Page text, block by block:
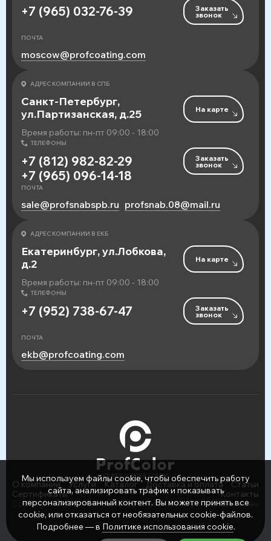
+7 (965) 032-76-39 Заказать
звонок
ПОЧТА
moscow@profcoating.com
АДРЕС КОМПАНИИ В СПБ
Санкт-Петербург,
ул.Партизанская, д.25
Время работы: пн-пт 09:00 - 18:00
На карте
ТЕЛЕФОНЫ
+7 (812) 982-82-29
+7 (965) 096-14-18
Заказать
звонок
ПОЧТА
sale@profsnabspb.ru profsnab.08@mail.ru
АДРЕС КОМПАНИИ В ЕКБ
Екатеринбург, ул.Лобкова,
д.2
Время работы: пн-пт 09:00 - 18:00
На карте
ТЕЛЕФОНЫ
+7 (952) 738-67-47 Заказать
звонок
ПОЧТА
ekb@profcoating.com
О компании Услуги Каталог Доставка и оплата
Статьи
Сертификаты
Контакты
Copyright © 2026 ООО «ПрофСнаб»
Написать нам
Мы используем файлы cookie, чтобы обеспечить работу
сайта, анализировать трафик и показывать
персонализированный контент. Вы можете принять все
cookie, или отказаться от необязательных cookie-файлов.
Подробнее — в Политике использования cookie.